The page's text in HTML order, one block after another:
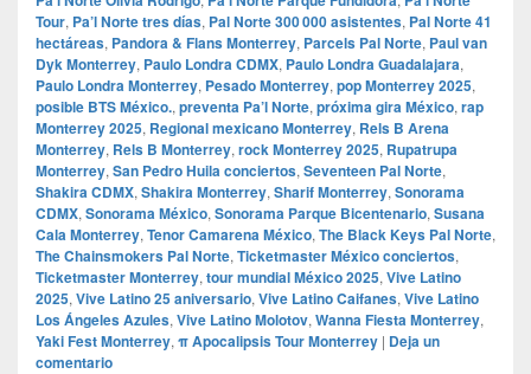
Tour, Pa’l Norte tres días, Pal Norte 300 000 asistentes, Pal Norte 41
hectáreas, Pandora & Flans Monterrey, Parcels Pal Norte, Paul van
Dyk Monterrey, Paulo Londra CDMX, Paulo Londra Guadalajara,
Paulo Londra Monterrey, Pesado Monterrey, pop Monterrey 2025,
posible BTS México., preventa Pa’l Norte, próxima gira México, rap
Monterrey 2025, Regional mexicano Monterrey, Rels B Arena
Monterrey, Rels B Monterrey, rock Monterrey 2025, Rupatrupa
Monterrey, San Pedro Huila conciertos, Seventeen Pal Norte,
Shakira CDMX, Shakira Monterrey, Sharif Monterrey, Sonorama
CDMX, Sonorama México, Sonorama Parque Bicentenario, Susana
Cala Monterrey, Tenor Camarena México, The Black Keys Pal Norte,
The Chainsmokers Pal Norte, Ticketmaster México conciertos,
Ticketmaster Monterrey, tour mundial México 2025, Vive Latino
2025, Vive Latino 25 aniversario, Vive Latino Caifanes, Vive Latino
Los Ángeles Azules, Vive Latino Molotov, Wanna Fiesta Monterrey,
Yaki Fest Monterrey, π Apocalipsis Tour Monterrey | Deja un
comentario